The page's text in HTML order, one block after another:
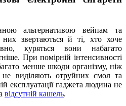
альтернативою вейпам та
звертаються й ті, хто хоче
куряться вони набагато
При помірній інтенсивності
менше шкоди організму, ніж
виділяють отруйних смол та
експлуатації гаджета людина не
відсутній кашель.